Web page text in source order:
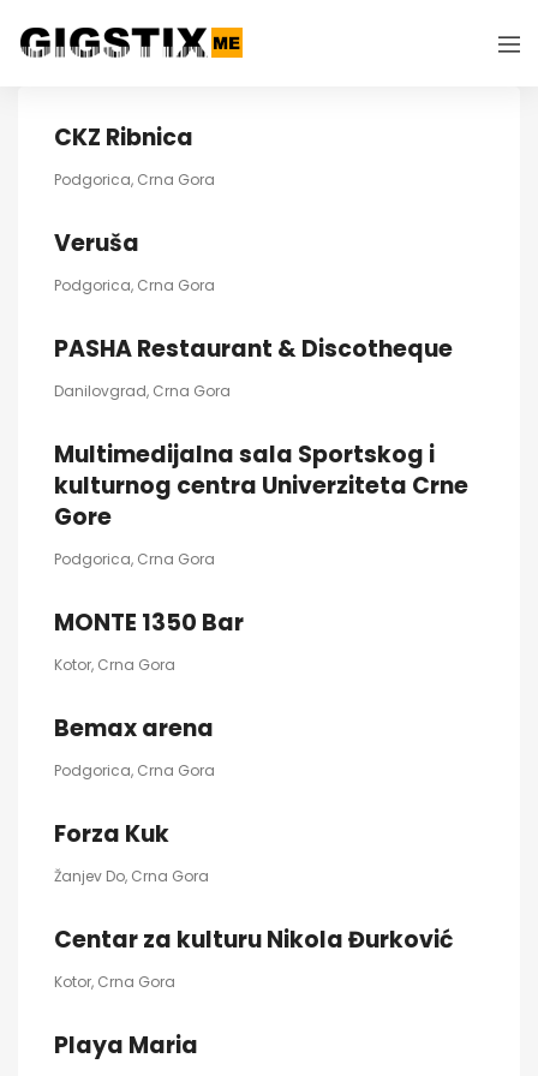
CKZ Ribnica
Podgorica, Crna Gora
Veruša
Podgorica, Crna Gora
PASHA Restaurant & Discotheque
Danilovgrad, Crna Gora
Multimedijalna sala Sportskog i
kulturnog centra Univerziteta Crne
Gore
Podgorica, Crna Gora
MONTE 1350 Bar
Kotor, Crna Gora
Bemax arena
Podgorica, Crna Gora
Forza Kuk
Žanjev Do, Crna Gora
Centar za kulturu Nikola Đurković
Kotor, Crna Gora
Playa Maria